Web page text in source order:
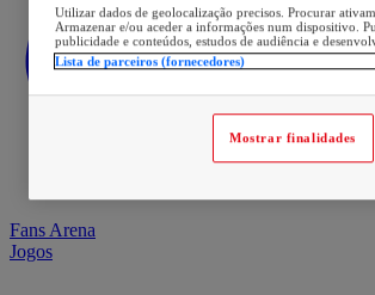
Fans Arena
Jogos
Utilizar dados de geolocalização precisos. Procurar
Armazenar e/ou aceder a informações num dispositivo.
publicidade e conteúdos, estudos de audiência e
Lista de parceiros (fornecedores)
Mostrar finalidades